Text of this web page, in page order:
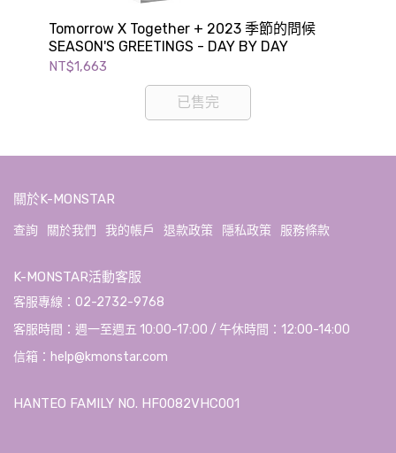
Tomorrow X Together + 2023 季節的問候
SEASON'S GREETINGS - DAY BY DAY
NT$1,663
已售完
關於K-MONSTAR
查詢 關於我們 我的帳戶 退款政策 隱私政策 服務條款
K-MONSTAR活動客服
客服專線：02-2732-9768
客服時間：週一至週五 10:00-17:00 / 午休時間：12:00-14:00
信箱：help@kmonstar.com
HANTEO FAMILY NO. HF0082VHC001